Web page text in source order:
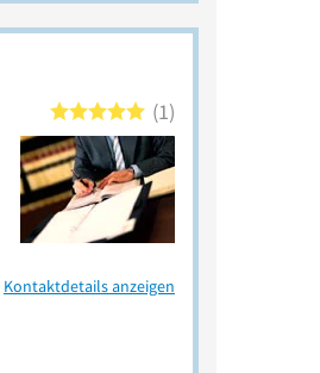
1
Kontaktdetails anzeigen